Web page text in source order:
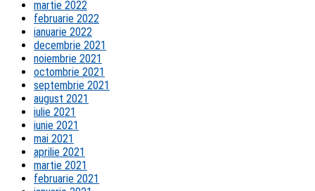
martie 2022
februarie 2022
ianuarie 2022
decembrie 2021
noiembrie 2021
octombrie 2021
septembrie 2021
august 2021
iulie 2021
iunie 2021
mai 2021
aprilie 2021
martie 2021
februarie 2021